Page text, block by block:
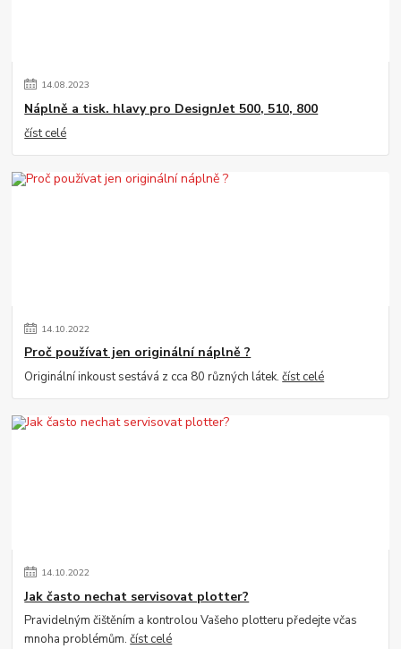
14.08.2023
Náplně a tisk. hlavy pro DesignJet 500, 510, 800
číst celé
14.10.2022
Proč používat jen originální náplně ?
Originální inkoust sestává z cca 80 různých látek.číst celé
14.10.2022
Jak často nechat servisovat plotter?
Pravidelným čištěním a kontrolou Vašeho plotteru předejte včas
mnoha problémům.číst celé